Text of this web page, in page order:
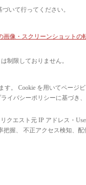
いて行ってください。
画像・スクリーンショットの
制限しておりません。
す。 Cookie を用いてペー
イバシーポリシーに基づき
クエスト元 IP アドレス・
握、 不正アクセス検知、